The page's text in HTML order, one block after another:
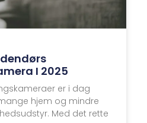
I 2025
er i dag
hjem og mindre
Med det rette